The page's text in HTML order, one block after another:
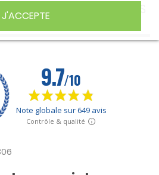
J'ACCEPTEET RECOUVREUSES